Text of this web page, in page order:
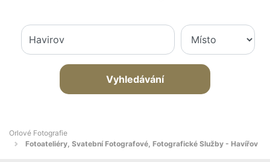
Vyhledávání
Orlové Fotografie
Fotoateliéry, Svatební Fotografové, Fotografické Služby - Havířov